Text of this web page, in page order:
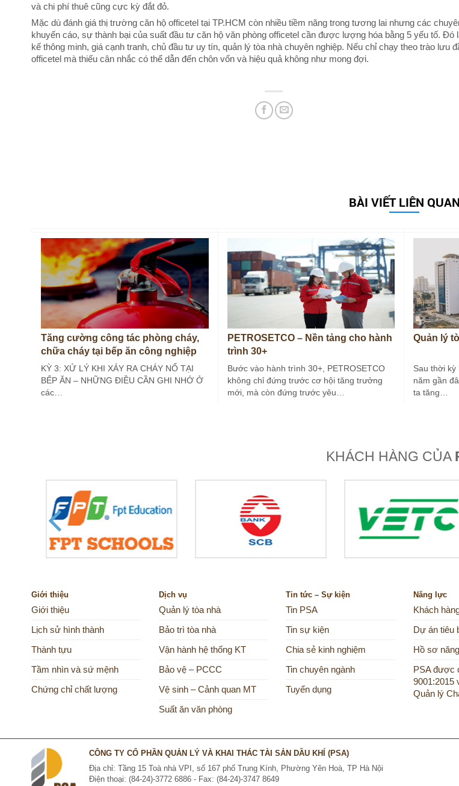
và chi phí thuê cũng cực kỳ đắt đỏ.
Mặc dù đánh giá thị trường căn hộ officetel tại TP.HCM còn nhiều tiềm năng trong tương lai nhưng các
khuyến cáo, sự thành bại của suất đầu tư căn hộ văn phòng officetel cần được lượng hóa bằng 5 yếu tố. Đó
kế thông minh, giá cạnh tranh, chủ đầu tư uy tín, quản lý tòa nhà chuyên nghiệp. Nếu chỉ chạy theo trào lưu
officetel mà thiếu cân nhắc có thể dẫn đến chôn vốn và hiệu quả không như mong đợi.
BÀI VIẾT LIÊN QUAN
Tăng cường công tác phòng cháy,
chữa cháy tại bếp ăn công nghiệp
(Kỳ 3)
KỲ 3: XỬ LÝ KHI XẢY RA CHÁY NỔ TẠI
BẾP ĂN – NHỮNG ĐIỀU CẦN GHI NHỚ Ở
các…
PETROSETCO – Nền tảng cho hành
trình 30+
Bước vào hành trình 30+, PETROSETCO
không chỉ đứng trước cơ hội tăng trưởng
mới, mà còn đứng trước yêu…
Quản lý
Sau thời kỳ
năm gần
ta tăng…
KHÁCH HÀNG CỦA
Giới thiệu
Giới thiệu
Lịch sử hình thành
Thành tựu
Tầm nhìn và sứ mệnh
Chứng chỉ chất lượng
Dịch vụ
Quản lý tòa nhà
Bảo trì tòa nhà
Vận hành hệ thống KT
Bảo vệ – PCCC
Vệ sinh – Cảnh quan MT
Suất ăn văn phòng
Tin tức – Sự kiện
Tin PSA
Tin sự kiện
Chia sẻ kinh nghiệm
Tin chuyên ngành
Tuyển dụng
Năng lực
Khách
Dự án tiêu
Hồ sơ
PSA được
9001:2015
Quản lý
CÔNG TY CỔ PHẦN QUẢN LÝ VÀ KHAI THÁC TÀI SẢN DẦU KHÍ (PSA)
Địa chỉ: Tầng 15 Toà nhà VPI, số 167 phố Trung Kính, Phường Yên Hoà, TP Hà Nội
Điện thoại: (84-24)-3772 6886 - Fax: (84-24)-3747 8649